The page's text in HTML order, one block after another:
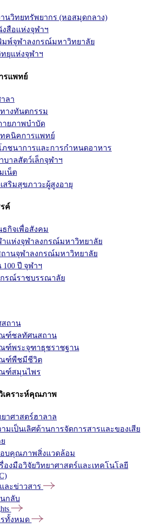
นวิทยทรัพยากร (หอสมุดกลาง)
สือแห่งจุฬาฯ
มพ์จุฬาลงกรณ์มหาวิทยาลัย
ยุแห่งจุฬาฯ
รแพทย์
ลา
างทันตกรรม
ายภาพบำบัด
คนิคการแพทย์
ชนาการและการกำหนดอาหาร
บาลสัตว์เล็กจุฬาฯ
เน็ต
สริมสุขภาวะผู้สูงอายุ
ค์
กิจเพื่อสังคม
แห่งจุฬาลงกรณ์มหาวิทยาลัย
านจุฬาลงกรณ์มหาวิทยาลัย
100 ปี จุฬาฯ
กรณ์ราชบรรณาลัย
สถาน
ฑ์ชลทัศนสถาน
ฑ์พระจุฑาธุชราชฐาน
ฑ์พืชมีชีวิต
ฑ์สมุนไพร
เคราะห์คุณภาพ
าศาสตร์ฮาลาล
มเป็นเลิศด้านการจัดการสารและของเสีย
อบคุณภาพสิ่งแวดล้อม
องมือวิจัยวิทยาศาสตร์และเทคโนโลยี
ละข่าวสาร
กลับ
ทั้งหมด